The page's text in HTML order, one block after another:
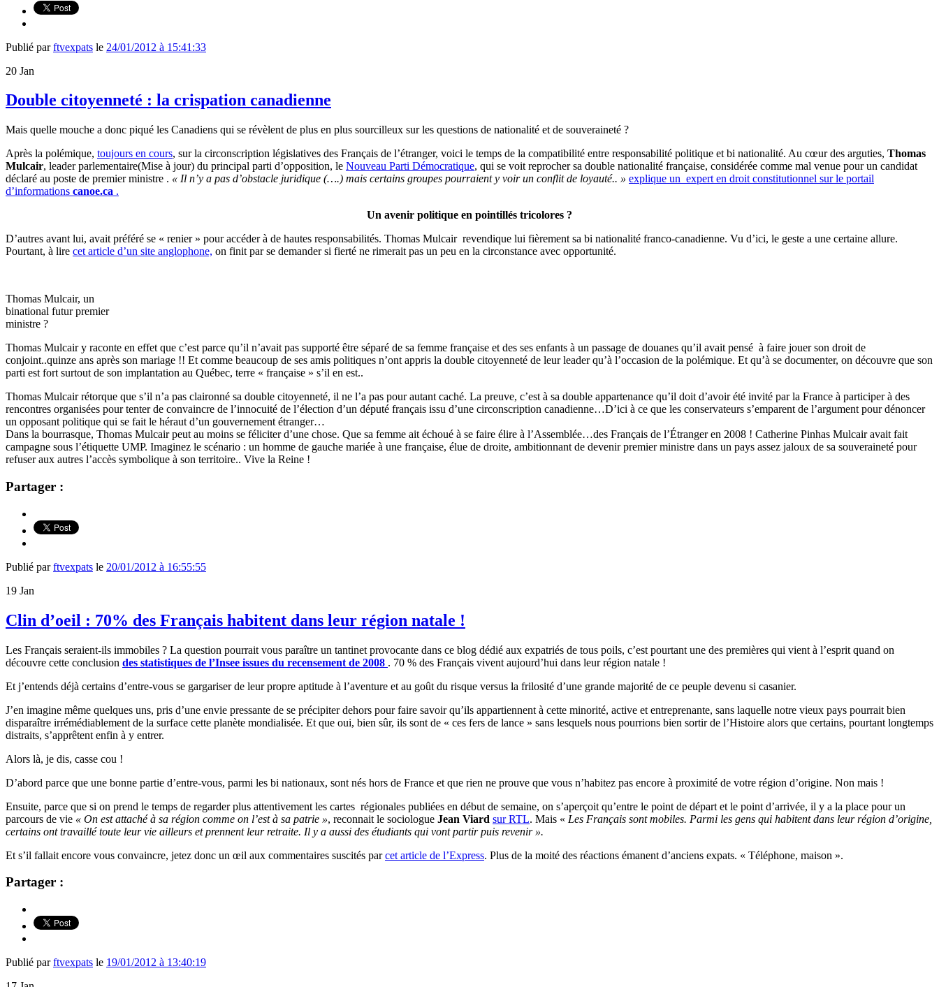
Publié parftvexpats le 24/01/2012 à 15:41:33
20 Jan
Double citoyenneté : la crispation canadienne
Mais quelle mouche a donc piqué les Canadiens qui se révèlent de plus en plus sourcilleux sur les questions de nationalité et de souveraineté ?
Après la polémique, toujours en cours, sur la circonscription législatives des Français de l’étranger, voici le temps de la compatibilité entre responsabilité politique et bi nationalité. Au cœur des arguties, Thomas
Mulcair, leader parlementaire(Mise à jour) du principal parti d’opposition, le Nouveau Parti Démocratique, qui se voit reprocher sa double nationalité française, considérée comme mal venue pour un candidat
déclaré au poste de premier ministre . « Il n’y a pas d’obstacle juridique (….) mais certains groupes pourraient y voir un conflit de loyauté.. » explique un expert en droit constitutionnel sur le portail
d’informations canoe.ca .
Un avenir politique en pointillés tricolores ?
D’autres avant lui, avait préféré se « renier » pour accéder à de hautes responsabilités. Thomas Mulcair revendique lui fièrement sa bi nationalité franco-canadienne. Vu d’ici, le geste a une certaine allure.
Pourtant, à lire cet article d’un site anglophone, on finit par se demander si fierté ne rimerait pas un peu en la circonstance avec opportunité.
Thomas Mulcair, un
binational futur premier
ministre ?
Thomas Mulcair y raconte en effet que c’est parce qu’il n’avait pas supporté être séparé de sa femme française et des ses enfants à un passage de douanes qu’il avait pensé à faire jouer son droit de
conjoint..quinze ans après son mariage !! Et comme beaucoup de ses amis politiques n’ont appris la double citoyenneté de leur leader qu’à l’occasion de la polémique. Et qu’à se documenter, on découvre que son
parti est fort surtout de son implantation au Québec, terre « française » s’il en est..
Thomas Mulcair rétorque que s’il n’a pas claironné sa double citoyenneté, il ne l’a pas pour autant caché. La preuve, c’est à sa double appartenance qu’il doit d’avoir été invité par la France à participer à des
rencontres organisées pour tenter de convaincre de l’innocuité de l’élection d’un député français issu d’une circonscription canadienne…D’ici à ce que les conservateurs s’emparent de l’argument pour dénoncer
un opposant politique qui se fait le héraut d’un gouvernement étranger…
Dans la bourrasque, Thomas Mulcair peut au moins se féliciter d’une chose. Que sa femme ait échoué à se faire élire à l’Assemblée…des Français de l’Étranger en 2008 ! Catherine Pinhas Mulcair avait fait
campagne sous l’étiquette UMP. Imaginez le scénario : un homme de gauche mariée à une française, élue de droite, ambitionnant de devenir premier ministre dans un pays assez jaloux de sa souveraineté pour
refuser aux autres l’accès symbolique à son territoire.. Vive la Reine !
Partager :
Publié parftvexpats le 20/01/2012 à 16:55:55
19 Jan
Clin d’oeil : 70% des Français habitent dans leur région natale !
Les Français seraient-ils immobiles ? La question pourrait vous paraître un tantinet provocante dans ce blog dédié aux expatriés de tous poils, c’est pourtant une des premières qui vient à l’esprit quand on
découvre cette conclusion des statistiques de l’Insee issues du recensement de 2008 . 70 % des Français vivent aujourd’hui dans leur région natale !
Et j’entends déjà certains d’entre-vous se gargariser de leur propre aptitude à l’aventure et au goût du risque versus la frilosité d’une grande majorité de ce peuple devenu si casanier.
J’en imagine même quelques uns, pris d’une envie pressante de se précipiter dehors pour faire savoir qu’ils appartiennent à cette minorité, active et entreprenante, sans laquelle notre vieux pays pourrait bien
disparaître irrémédiablement de la surface cette planète mondialisée. Et que oui, bien sûr, ils sont de « ces fers de lance » sans lesquels nous pourrions bien sortir de l’Histoire alors que certains, pourtant longtemps
distraits, s’apprêtent enfin à y entrer.
Alors là, je dis, casse cou !
D’abord parce que une bonne partie d’entre-vous, parmi les bi nationaux, sont nés hors de France et que rien ne prouve que vous n’habitez pas encore à proximité de votre région d’origine. Non mais !
Ensuite, parce que si on prend le temps de regarder plus attentivement les cartes régionales publiées en début de semaine, on s’aperçoit qu’entre le point de départ et le point d’arrivée, il y a la place pour un
parcours de vie « On est attaché à sa région comme on l’est à sa patrie », reconnait le sociologue Jean Viard sur RTL. Mais « Les Français sont mobiles. Parmi les gens qui habitent dans leur région d’origine,
certains ont travaillé toute leur vie ailleurs et prennent leur retraite. Il y a aussi des étudiants qui vont partir puis revenir ».
Et s’il fallait encore vous convaincre, jetez donc un œil aux commentaires suscités parcet article de l’Express. Plus de la moité des réactions émanent d’anciens expats. « Téléphone, maison ».
Partager :
Publié parftvexpats le 19/01/2012 à 13:40:19